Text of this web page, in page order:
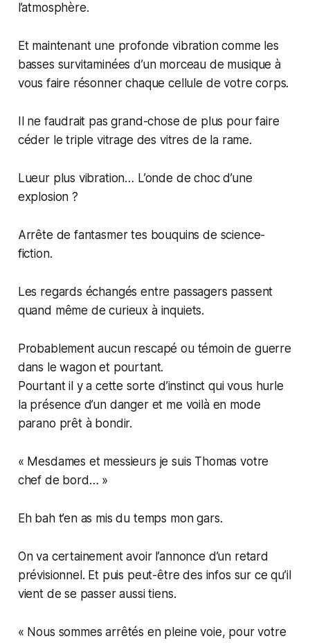
l’atmosphère.
Et maintenant une profonde vibration comme les
basses survitaminées d’un morceau de musique à
vous faire résonner chaque cellule de votre corps.
Il ne faudrait pas grand-chose de plus pour faire
céder le triple vitrage des vitres de la rame.
Lueur plus vibration… L’onde de choc d’une
explosion ?
Arrête de fantasmer tes bouquins de science-
fiction.
Les regards échangés entre passagers passent
quand même de curieux à inquiets.
Probablement aucun rescapé ou témoin de guerre
dans le wagon et pourtant.
Pourtant il y a cette sorte d’instinct qui vous hurle
la présence d’un danger et me voilà en mode
parano prêt à bondir.
« Mesdames et messieurs je suis Thomas votre
chef de bord… »
Eh bah t’en as mis du temps mon gars.
On va certainement avoir l’annonce d’un retard
prévisionnel. Et puis peut-être des infos sur ce qu’il
vient de se passer aussi tiens.
« Nous sommes arrêtés en pleine voie, pour votre